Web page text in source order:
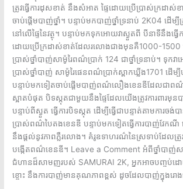
ត្រូវធ្វើការដុសខាត់ នឹងសំអាត ផ្ទៃដោយប្រើប្រាស់ក្រដា
ចាប់ផ្តើមបាញ់ថ្នាំ។ បន្ទាប់មកបាញ់ថ្នាំទ្រនាប់ 2K04 ដើម្
នៅលើផ្ទៃនៃវត្ថុ។ បន្ទាប់មកទុកអោយវាស្ងួតពី បីនាទីនឹងធ្វ
ដោយប្រើក្រដាស់ខាត់ដែលរលោងជាងមុនគឺ1000-1500
ប្រាស់ថ្នាំបាញ់សាម៉ូរៃពណ៌ប្រាក់ 124 ជាថ្នាំទ្រនាប់។ ទុកវា
ប្រាស់ថ្នាំបាញ់ សាម៉ូរៃផេន​ពណ៌ប្រាក់​ស្ពាកឃ្លីង1701 ដើម្
បន្ទាប់មកទៀតចាប់ផ្តើមបាញ់ពណ៌លឿងខេនឌីដែលជាពណ៌
ស្អាតបំផុត បិទស្កុតជាមួយនឹងផ្ទៃដែលយើងត្រូវការពារ
បន្ទាប់ពីស្ងួត ធ្វើការបិទស្កុត ដើម្បីធ្វើជាបន្ទាត់តាមការចង់ប
ប្រាស់ពណ៌បៃតងខេនឌី បន្ទាប់មកទៀតធ្វើការបាញ់វែកណី ដើម្
នឹងផ្តល់នូវភាពភ្លឺរលោង។ គំរូឧទាហរណ៌នៃស្រទាប់ដែលត្រូវ
បង្កើតពណ៌ខេនឌី។ Leave a Comment អំពីថ្នាំបាញ់ស
ជំហានដ៏សាមញរបស់ SAMURAI 2K, អ្នកអាចបញ្ចប់
ខ្ចោះ នឹងការបាញ់មានគុណភាពខ្ពស់ ដូចដែលបាញ់ក្នុងរោង